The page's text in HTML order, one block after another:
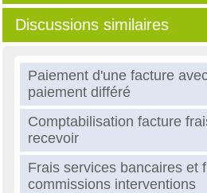
Discussions similaires
Paiement d'une facture
paiement différé
Comptabilisation facture
recevoir
Frais services bancaires et
commissions interventions